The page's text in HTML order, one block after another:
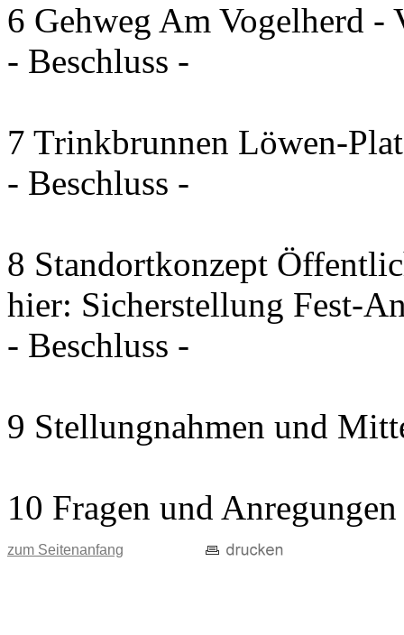
6 Gehweg Am Vogelherd -
- Beschluss -
7 Trinkbrunnen Löwen-
- Beschluss -
8 Standortkonzept
hier: Sicherstellung Fest-
- Beschluss -
9 Stellungnahmen und
10 Fragen und Anregungen
zum Seitenanfang